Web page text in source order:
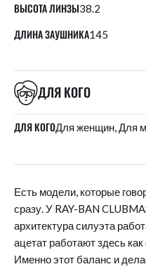
ВЫСОТА ЛИНЗЫ38.2
ДЛИНА ЗАУШНИКА145
ДЛЯ КОГО
ДЛЯ КОГОДля женщин, Для
Есть модели, которые
сразу. У RAY-BAN
архитектура силуэта
ацетат работают здесь
Именно этот баланс и